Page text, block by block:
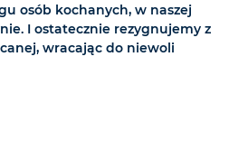
osób kochanych, w naszej
I ostatecznie rezygnujemy z
wracając do niewoli